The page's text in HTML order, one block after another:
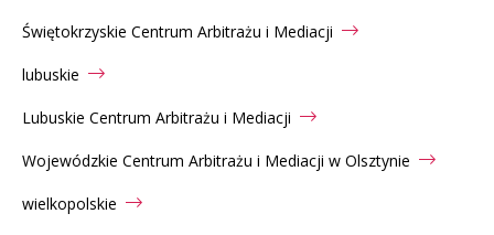
Świętokrzyskie Centrum Arbitrażu i Mediacji
lubuskie
Lubuskie Centrum Arbitrażu i Mediacji
Wojewódzkie Centrum Arbitrażu i Mediacji w Olsztynie
wielkopolskie